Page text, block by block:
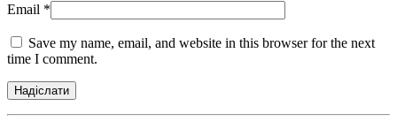
Email *
Save my name, email, and website in this browser for the next
time I comment.